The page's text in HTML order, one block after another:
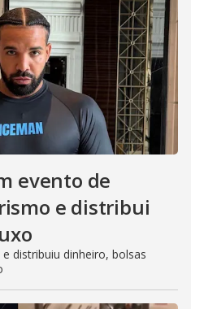
evento de
e distribui
distribuiu dinheiro, bolsas